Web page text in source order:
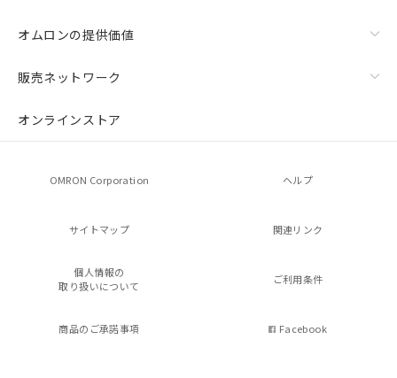
オムロンの提供価値
販売ネットワーク
オンラインストア
OMRON Corporation ヘルプ
サイトマップ 関連リンク
個人情報の
取り扱いについて
ご利用条件
商品のご承諾事項 Facebook